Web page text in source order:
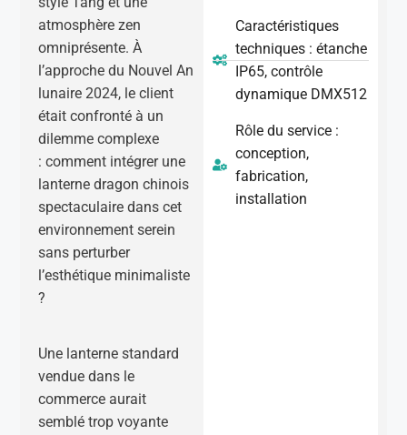
atmosphère zen
omniprésente. À
l’approche du Nouvel An
lunaire 2024, le client
était confronté à un
dilemme complexe
: comment intégrer une
lanterne dragon chinois
spectaculaire dans cet
environnement serein
sans perturber
l’esthétique minimaliste
?
Une lanterne standard
vendue dans le
commerce aurait
semblé trop voyante
Caractéristiques
techniques : étanche
IP65, contrôle
dynamique DMX512
Rôle du service :
conception,
fabrication,
installation